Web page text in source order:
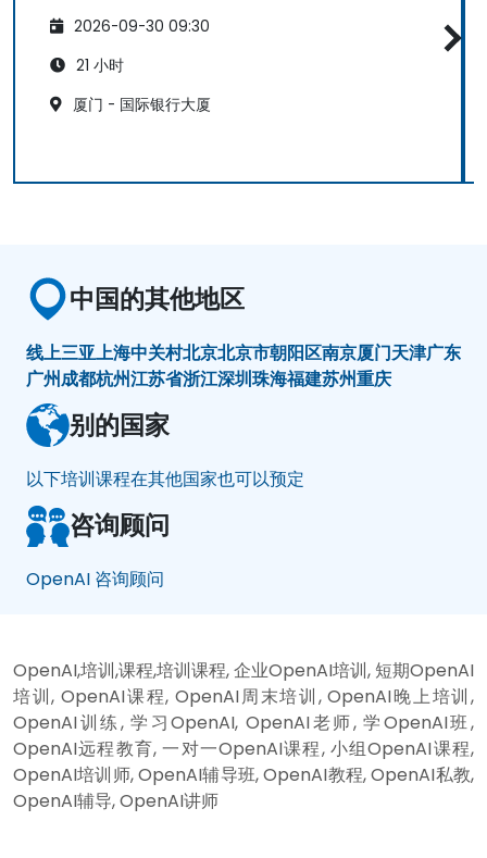
2026-09-30 09:30
21 小时
厦门 - 国际银行大厦
中国的其他地区
线上三亚上海中关村北京北京市朝阳区南京厦门天津广东
广州成都杭州江苏省浙江深圳珠海福建苏州重庆
别的国家
以下培训课程在其他国家也可以预定
咨询顾问
OpenAI 咨询顾问
OpenAI,培训,课程,培训课程, 企业OpenAI培训, 短期OpenAI
培训, OpenAI课程, OpenAI周末培训, OpenAI晚上培训,
OpenAI训练, 学习OpenAI, OpenAI老师, 学OpenAI班,
OpenAI远程教育, 一对一OpenAI课程, 小组OpenAI课程,
OpenAI培训师, OpenAI辅导班, OpenAI教程, OpenAI私教,
OpenAI辅导, OpenAI讲师